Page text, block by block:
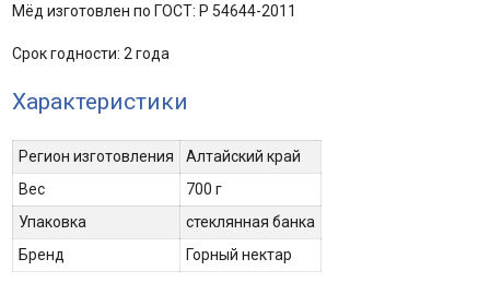
Мёд изготовлен по ГОСТ: Р 54644-2011
Срок годности: 2 года
Характеристики
Регион изготовления
Алтайский край
Вес
700 г
Упаковка
стеклянная банка
Бренд
Горный нектар